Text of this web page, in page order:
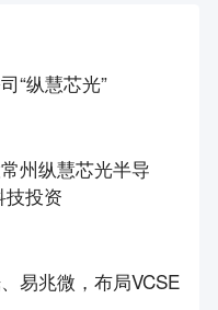
“纵慧芯光”
州纵慧芯光半导
技投资
易兆微，布局VCSE